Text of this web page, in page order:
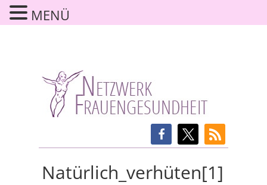
Natürlich_verhüten[1]
MENÜ